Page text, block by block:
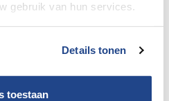
gebruik van hun services.
Details tonen
toestaan